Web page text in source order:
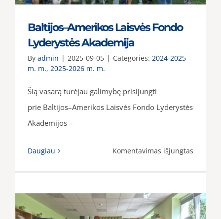
Baltijos–Amerikos Laisvės Fondo
Lyderystės Akademija
By admin | 2025-09-05 | Categories: 2024-2025
m. m., 2025-2026 m. m.
Šią vasarą turėjau galimybę prisijungti
prie Baltijos–Amerikos Laisvės Fondo Lyderystės
Akademijos –
Daugiau Komentavimas išjungtas
Laisvės
Fondo